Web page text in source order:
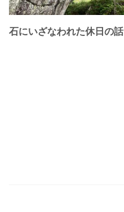
石にいざなわれた休日の話